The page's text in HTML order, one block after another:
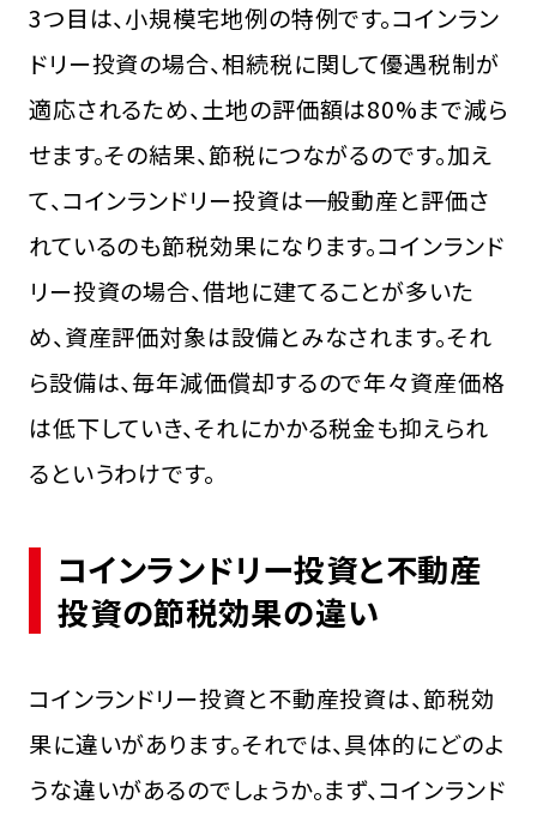
3つ目は、小規模宅地例の特例です。コインラン
ドリー投資の場合、相続税に関して優遇税制が
適応されるため、土地の評価額は80%まで減ら
せます。その結果、節税につながるのです。加え
て、コインランドリー投資は一般動産と評価さ
れているのも節税効果になります。コインランド
リー投資の場合、借地に建てることが多いた
め、資産評価対象は設備とみなされます。それ
ら設備は、毎年減価償却するので年々資産価格
は低下していき、それにかかる税金も抑えられ
るというわけです。
コインランドリー投資と不動産
投資の節税効果の違い
コインランドリー投資と不動産投資は、節税効
果に違いがあります。それでは、具体的にどのよ
うな違いがあるのでしょうか。まず、コインランド